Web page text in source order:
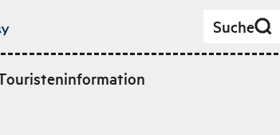
Suche